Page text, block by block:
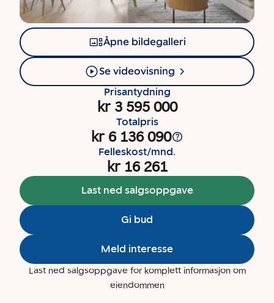
Åpne bildegalleri
Se videovisning
Prisantydning
kr 3 595 000
Totalpris
kr 6 136 090
Felleskost/mnd.
kr 16 261
Last ned salgsoppgave
Gi bud
Meld interesse
Last ned salgsoppgave for komplett informasjon om
eiendommen